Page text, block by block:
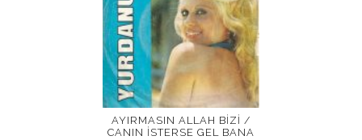
AYIRMASIN ALLAH BIZI /
CANIN İSTERSE GEL BANA